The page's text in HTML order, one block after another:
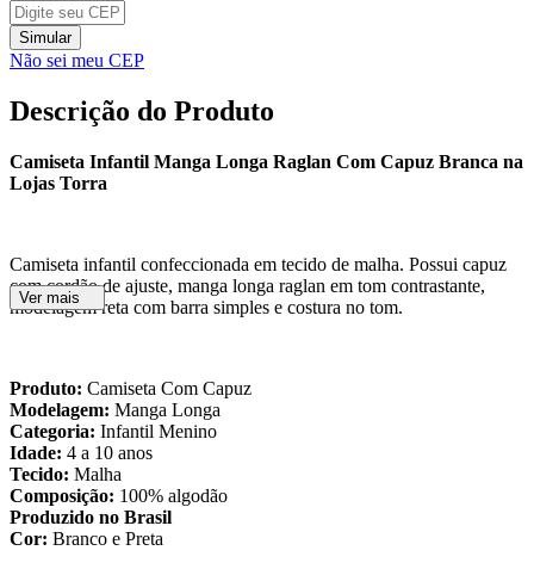
Simular
Não sei meu CEP
Descrição do Produto
Camiseta Infantil Manga Longa Raglan Com Capuz Branca na
Lojas Torra
Camiseta infantil confeccionada em tecido de malha. Possui capuz
com cordão de ajuste, manga longa raglan em tom contrastante,
modelagem reta com barra simples e costura no tom.
Produto: Camiseta Com Capuz
Modelagem: Manga Longa
Categoria: Infantil Menino
Idade: 4 a 10 anos
Tecido: Malha
Composição: 100% algodão
Produzido no Brasil
Cor: Branco e Preta
Ver mais